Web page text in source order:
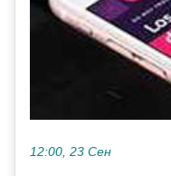
12:00, 23 Сен